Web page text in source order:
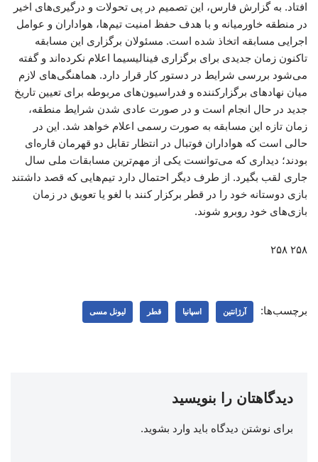
افتاد. به گزارش فارس، این تصمیم در پی تحولات و درگیری‌های اخیر
در منطقه خاورمیانه و با هدف حفظ امنیت تیم‌ها، هواداران و عوامل
اجرایی مسابقه اتخاذ شده است. مسئولان برگزاری این مسابقه
تاکنون زمان جدیدی برای برگزاری فینالیسیما اعلام نکرده‌اند و گفته
می‌شود بررسی شرایط در دستور کار قرار دارد. هماهنگی‌های لازم
میان نهادهای برگزارکننده و فدراسیون‌های مربوطه برای تعیین تاریخ
جدید در حال انجام است و در صورت عادی شدن شرایط منطقه،
زمان تازه این مسابقه به صورت رسمی اعلام خواهد شد. این در
حالی است که هواداران فوتبال در انتظار تقابل دو قهرمان قاره‌ای
بودند؛ دیداری که می‌توانست یکی از مهم‌ترین مسابقات ملی سال
جاری لقب بگیرد. از طرف دیگر احتمال دارد تیم‌هایی که قصد داشتند
بازی دوستانه خود را در قطر برکزار کنند با لغو یا تعویق در زمان
بازی‌های خود روبرو شوند.
۲۵۸ ۲۵۸
برچسب‌ها: آرژانتین اسپانیا قطر لیونل مسی
دیدگاهتان را بنویسید
برای نوشتن دیدگاه باید وارد بشوید.